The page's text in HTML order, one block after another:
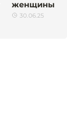
женщины в
30.06.25